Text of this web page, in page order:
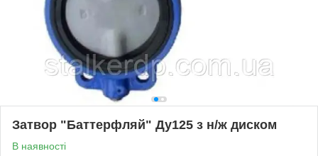
Затвор "Баттерфляй" Ду125 з н/ж диском
В наявності